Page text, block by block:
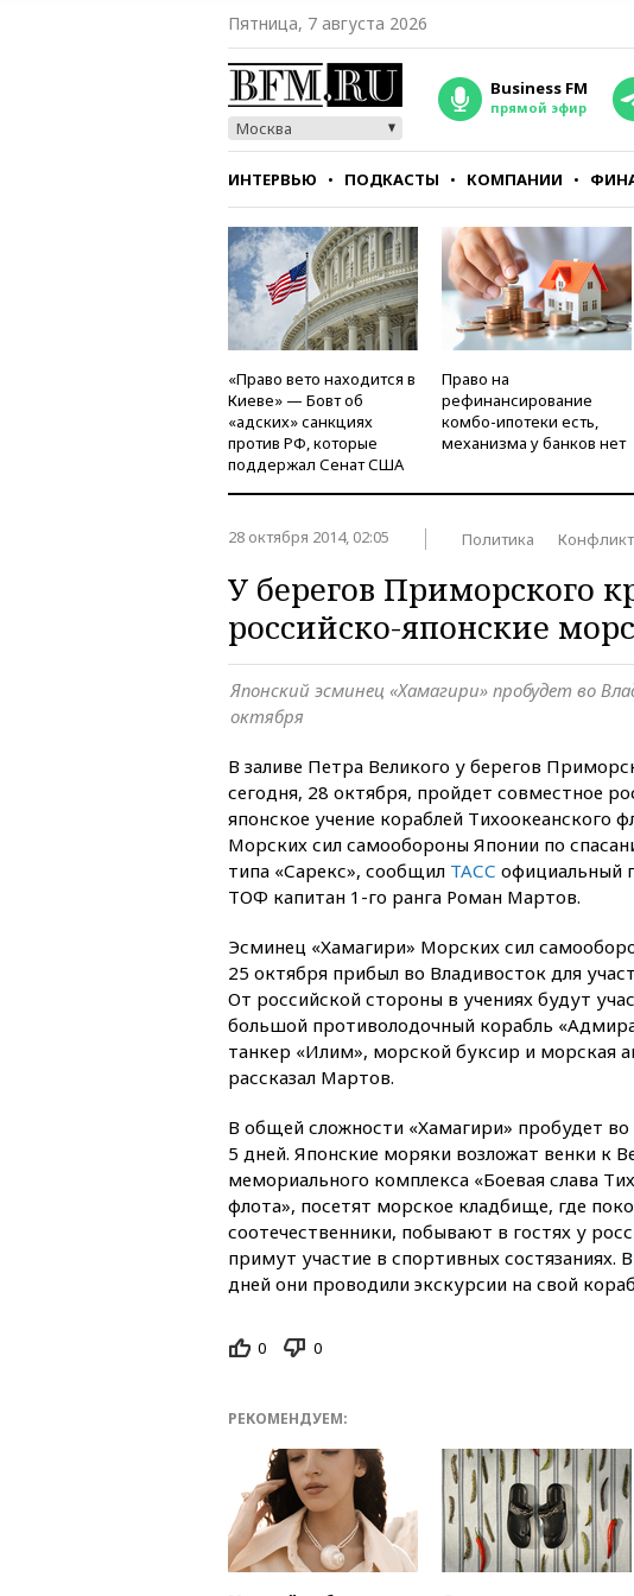
Пятница, 7 августа 2026
Москва
Business FM
прямой эфир
ИНТЕРВЬЮ ПОДКАСТЫ КОМПАНИИ
СТИЛЬ ТЕСТЫ
«Право вето находится в
Киеве» — Бовт об
«адских» санкциях
против РФ, которые
поддержал Сенат США
Право на
рефинансирование
комбо-ипотеки есть,
механизма у банков нет
28 октября 2014, 02:05 Политика
У берегов Приморского
российско-японские
Японский эсминец «Хамагири» пробудет во
октября
В заливе Петра Великого у берегов
сегодня, 28 октября, пройдет совместное
японское учение кораблей Тихоокеанского
Морских сил самообороны Японии по
типа «Сарекс», сообщил ТАСС официальный
ТОФ капитан 1-го ранга Роман Мартов.
Эсминец «Хамагири» Морских сил
25 октября прибыл во Владивосток для
От российской стороны в учениях будут
большой противолодочный корабль
танкер «Илим», морской буксир и морская
рассказал Мартов.
В общей сложности «Хамагири» пробудет во
5 дней. Японские моряки возложат венки к
мемориального комплекса «Боевая слава
флота», посетят морское кладбище, где
соотечественники, побывают в гостях у
примут участие в спортивных состязаниях.
дней они проводили экскурсии на свой
0 0
РЕКОМЕНДУЕМ: